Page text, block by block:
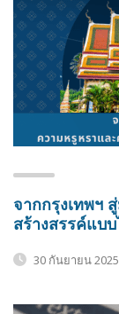
จากกรุงเทพฯ
สร้างสรรค์แบ
30 กันยายน 2025